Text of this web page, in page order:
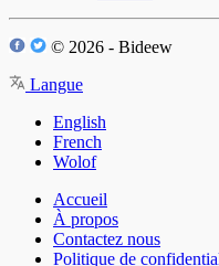
© 2026 - Bideew
Langue
English
French
Wolof
Accueil
À propos
Contactez nous
Politique de